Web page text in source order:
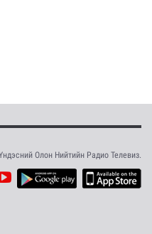
Олон Нийтийн Радио Телевиз.